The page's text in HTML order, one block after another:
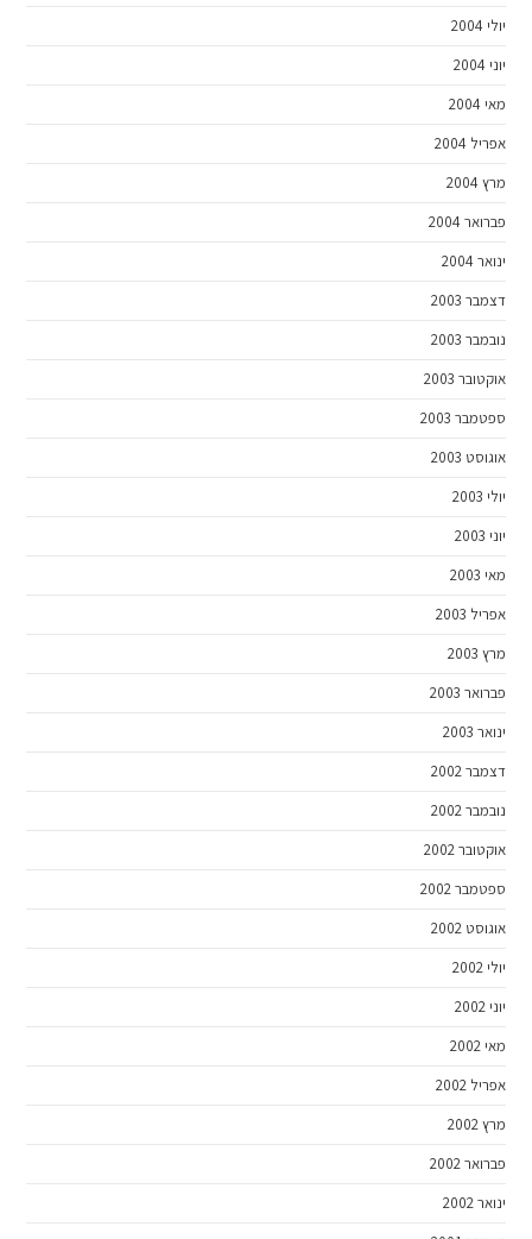
יולי 2004
יוני 2004
מאי 2004
אפריל 2004
מרץ 2004
פברואר 2004
ינואר 2004
דצמבר 2003
נובמבר 2003
אוקטובר 2003
ספטמבר 2003
אוגוסט 2003
יולי 2003
יוני 2003
מאי 2003
אפריל 2003
מרץ 2003
פברואר 2003
ינואר 2003
דצמבר 2002
נובמבר 2002
אוקטובר 2002
ספטמבר 2002
אוגוסט 2002
יולי 2002
יוני 2002
מאי 2002
אפריל 2002
מרץ 2002
פברואר 2002
ינואר 2002